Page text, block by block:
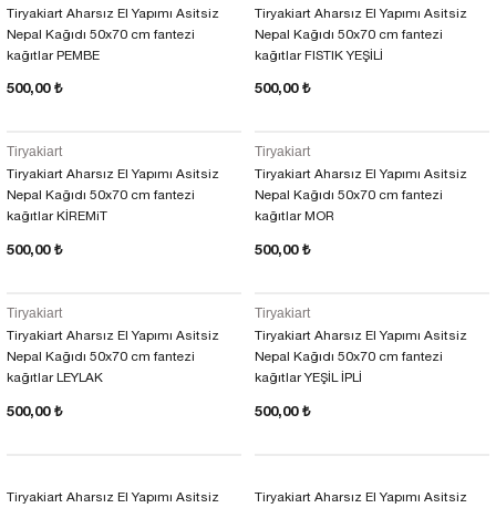
Tiryakiart Aharsız El Yapımı Asitsiz
Nepal Kağıdı 50x70 cm fantezi
kağıtlar PEMBE
500,00 ₺
Tiryakiart Aharsız El Yapımı Asitsiz
Nepal Kağıdı 50x70 cm fantezi
kağıtlar FISTIK YEŞİLİ
500,00 ₺
Tiryakiart
Tiryakiart Aharsız El Yapımı Asitsiz
Nepal Kağıdı 50x70 cm fantezi
kağıtlar KİREMiT
500,00 ₺
Tiryakiart
Tiryakiart Aharsız El Yapımı Asitsiz
Nepal Kağıdı 50x70 cm fantezi
kağıtlar MOR
500,00 ₺
Tiryakiart
Tiryakiart Aharsız El Yapımı Asitsiz
Nepal Kağıdı 50x70 cm fantezi
kağıtlar LEYLAK
500,00 ₺
Tiryakiart
Tiryakiart Aharsız El Yapımı Asitsiz
Nepal Kağıdı 50x70 cm fantezi
kağıtlar YEŞİL İPLİ
500,00 ₺
Tiryakiart Aharsız El Yapımı Asitsiz
Tiryakiart Aharsız El Yapımı Asitsiz